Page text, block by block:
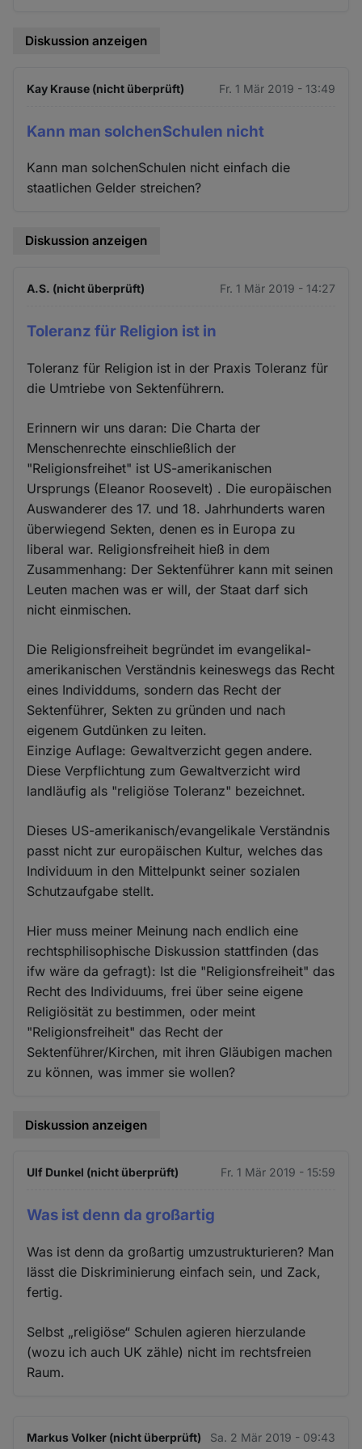
Diskussion anzeigen
Kay Krause (nicht überprüft) Fr. 1 Mär 2019 - 13:49
Kann man solchenSchulen nicht
Kann man solchenSchulen nicht einfach die
staatlichen Gelder streichen?
Diskussion anzeigen
A.S. (nicht überprüft) Fr. 1 Mär 2019 - 14:27
Toleranz für Religion ist in
Toleranz für Religion ist in der Praxis Toleranz für
die Umtriebe von Sektenführern.
Erinnern wir uns daran: Die Charta der
Menschenrechte einschließlich der
"Religionsfreihet" ist US-amerikanischen
Ursprungs (Eleanor Roosevelt) . Die europäischen
Auswanderer des 17. und 18. Jahrhunderts waren
überwiegend Sekten, denen es in Europa zu
liberal war. Religionsfreiheit hieß in dem
Zusammenhang: Der Sektenführer kann mit seinen
Leuten machen was er will, der Staat darf sich
nicht einmischen.
Die Religionsfreiheit begründet im evangelikal-
amerikanischen Verständnis keineswegs das Recht
eines Individdums, sondern das Recht der
Sektenführer, Sekten zu gründen und nach
eigenem Gutdünken zu leiten.
Einzige Auflage: Gewaltverzicht gegen andere.
Diese Verpflichtung zum Gewaltverzicht wird
landläufig als "religiöse Toleranz" bezeichnet.
Dieses US-amerikanisch/evangelikale Verständnis
passt nicht zur europäischen Kultur, welches das
Individuum in den Mittelpunkt seiner sozialen
Schutzaufgabe stellt.
Hier muss meiner Meinung nach endlich eine
rechtsphilisophische Diskussion stattfinden (das
ifw wäre da gefragt): Ist die "Religionsfreiheit" das
Recht des Individuums, frei über seine eigene
Religiösität zu bestimmen, oder meint
"Religionsfreiheit" das Recht der
Sektenführer/Kirchen, mit ihren Gläubigen machen
zu können, was immer sie wollen?
Diskussion anzeigen
Ulf Dunkel (nicht überprüft) Fr. 1 Mär 2019 - 15:59
Was ist denn da großartig
Was ist denn da großartig umzustrukturieren? Man
lässt die Diskriminierung einfach sein, und Zack,
fertig.
Selbst „religiöse“ Schulen agieren hierzulande
(wozu ich auch UK zähle) nicht im rechtsfreien
Raum.
Markus Volker (nicht überprüft) Sa. 2 Mär 2019 - 09:43